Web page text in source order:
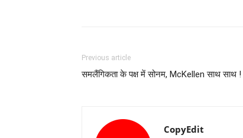
Previous article
समलैंगिकता के पक्ष में सोनम, McKellen साथ साथ !
CopyEdit